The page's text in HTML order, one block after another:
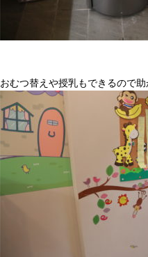
おむつ替えや授乳もできるので助